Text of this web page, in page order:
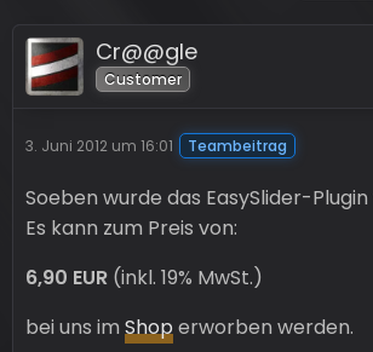
Cr@@gle
Customer
3. Juni 2012 um 16:01 Teambeitrag
Soeben wurde das EasySlider-
Es kann zum Preis von:
6,90 EUR (inkl. 19% MwSt.)
bei uns im Shoperworben werden.